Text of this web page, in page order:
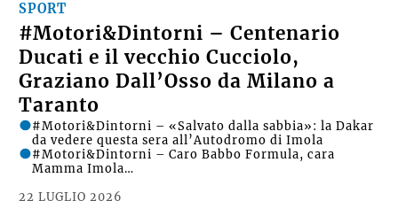
SPORT
#Motori&Dintorni – Centenario
Ducati e il vecchio Cucciolo,
Graziano Dall’Osso da Milano a
Taranto
22 LUGLIO 2026
#Motori&Dintorni – «Salvato dalla sabbia»: la Dakar
da vedere questa sera all’Autodromo di Imola
#Motori&Dintorni – Caro Babbo Formula, cara
Mamma Imola…